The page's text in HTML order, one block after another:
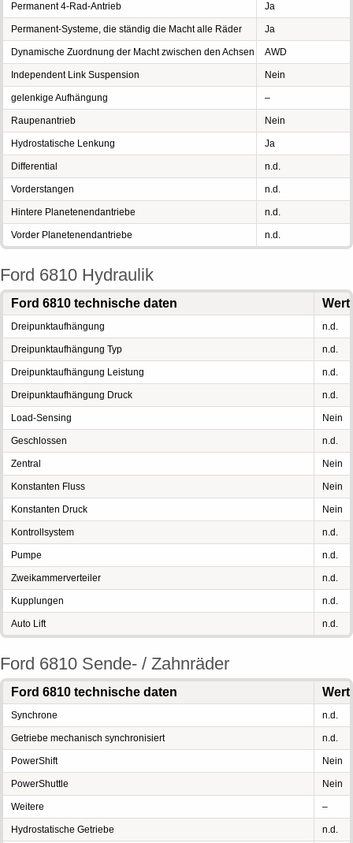
Permanent 4-Rad-Antrieb Ja
Permanent-Systeme, die ständig die Macht alle Räder Ja
Dynamische Zuordnung der Macht zwischen den Achsen AWD
Independent Link Suspension Nein
gelenkige Aufhängung –
Raupenantrieb Nein
Hydrostatische Lenkung Ja
Differential n.d.
Vorderstangen n.d.
Hintere Planetenendantriebe n.d.
Vorder Planetenendantriebe n.d.
Ford 6810 Hydraulik
Ford 6810 technische daten Wert
Dreipunktaufhängung n.d.
Dreipunktaufhängung Typ n.d.
Dreipunktaufhängung Leistung n.d.
Dreipunktaufhängung Druck n.d.
Load-Sensing Nein
Geschlossen n.d.
Zentral Nein
Konstanten Fluss Nein
Konstanten Druck Nein
Kontrollsystem n.d.
Pumpe n.d.
Zweikammerverteiler n.d.
Kupplungen n.d.
Auto Lift n.d.
Ford 6810 Sende- / Zahnräder
Ford 6810 technische daten Wert
Synchrone n.d.
Getriebe mechanisch synchronisiert n.d.
PowerShift Nein
PowerShuttle Nein
Weitere –
Hydrostatische Getriebe n.d.